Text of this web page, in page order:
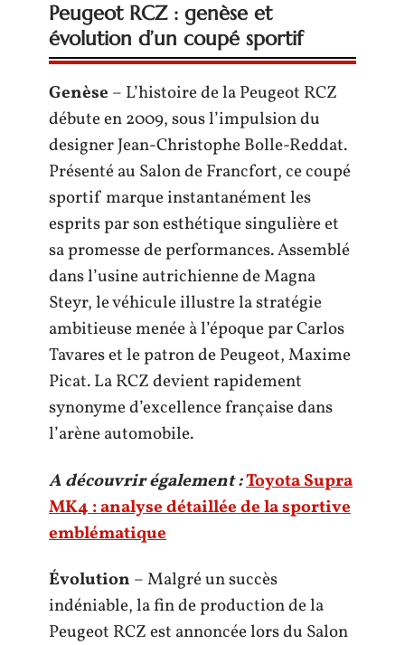
Peugeot RCZ : genèse et
évolution d’un coupé sportif
Genèse – L’histoire de la Peugeot RCZ
débute en 2009, sous l’impulsion du
designer Jean-Christophe Bolle-Reddat.
Présenté au Salon de Francfort, ce coupé
sportif marque instantanément les
esprits par son esthétique singulière et
sa promesse de performances. Assemblé
dans l’usine autrichienne de Magna
Steyr, le véhicule illustre la stratégie
ambitieuse menée à l’époque par Carlos
Tavares et le patron de Peugeot, Maxime
Picat. La RCZ devient rapidement
synonyme d’excellence française dans
l’arène automobile.
A découvrir également :Toyota Supra
MK4 : analyse détaillée de la sportive
emblématique
Évolution – Malgré un succès
indéniable, la fin de production de la
Peugeot RCZ est annoncée lors du Salon